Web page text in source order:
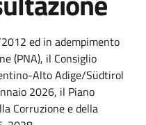
ed in adempimento
(PNA), il Consiglio
Alto Adige/Südtirol
2026, il Piano
Corruzione e della